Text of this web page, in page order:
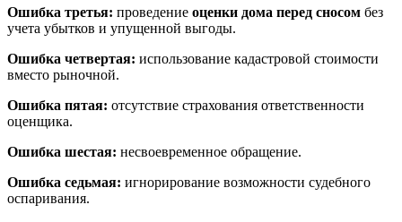
Ошибка третья: проведение оценки дома перед сносом без
учета убытков и упущенной выгоды.
Ошибка четвертая: использование кадастровой стоимости
вместо рыночной.
Ошибка пятая: отсутствие страхования ответственности
оценщика.
Ошибка шестая: несвоевременное обращение.
Ошибка седьмая: игнорирование возможности судебного
оспаривания.